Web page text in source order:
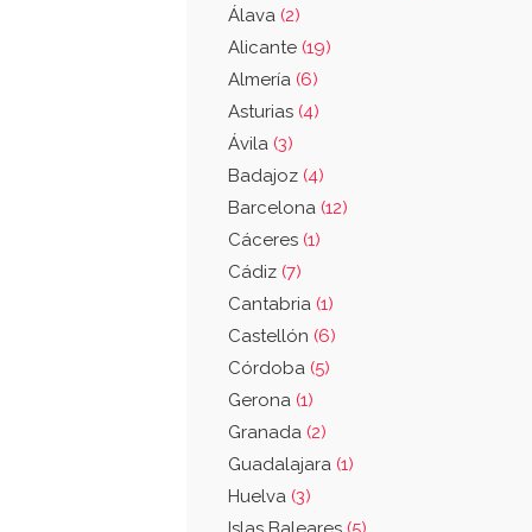
Álava (2)
Alicante (19)
Almería (6)
Asturias (4)
Ávila (3)
Badajoz (4)
Barcelona (12)
Cáceres (1)
Cádiz (7)
Cantabria (1)
Castellón (6)
Córdoba (5)
Gerona (1)
Granada (2)
Guadalajara (1)
Huelva (3)